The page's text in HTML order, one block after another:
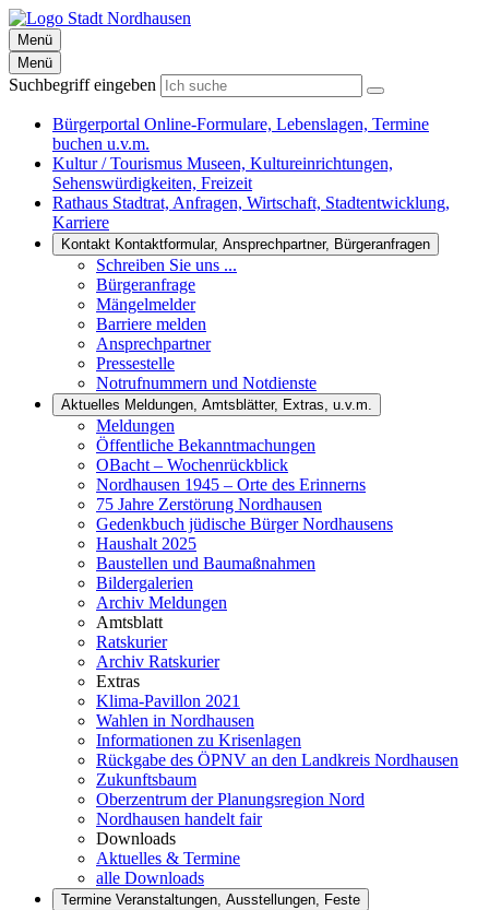
Menü
Menü
Suchbegriff eingeben
Bürgerportal Online-Formulare, Lebenslagen, Termine
buchen u.v.m.
Kultur / Tourismus Museen, Kultureinrichtungen,
Sehenswürdigkeiten, Freizeit
Rathaus Stadtrat, Anfragen, Wirtschaft, Stadtentwicklung,
Karriere
Kontakt Kontaktformular, Ansprechpartner, Bürgeranfragen
Schreiben Sie uns ...
Bürgeranfrage
Mängelmelder
Barriere melden
Ansprechpartner
Pressestelle
Notrufnummern und Notdienste
Aktuelles Meldungen, Amtsblätter, Extras, u.v.m.
Meldungen
Öffentliche Bekanntmachungen
OBacht – Wochenrückblick
Nordhausen 1945 – Orte des Erinnerns
75 Jahre Zerstörung Nordhausen
Gedenkbuch jüdische Bürger Nordhausens
Haushalt 2025
Baustellen und Baumaßnahmen
Bildergalerien
Archiv Meldungen
Amtsblatt
Ratskurier
Archiv Ratskurier
Extras
Klima-Pavillon 2021
Wahlen in Nordhausen
Informationen zu Krisenlagen
Rückgabe des ÖPNV an den Landkreis Nordhausen
Zukunftsbaum
Oberzentrum der Planungsregion Nord
Nordhausen handelt fair
Downloads
Aktuelles & Termine
alle Downloads
Termine Veranstaltungen, Ausstellungen, Feste